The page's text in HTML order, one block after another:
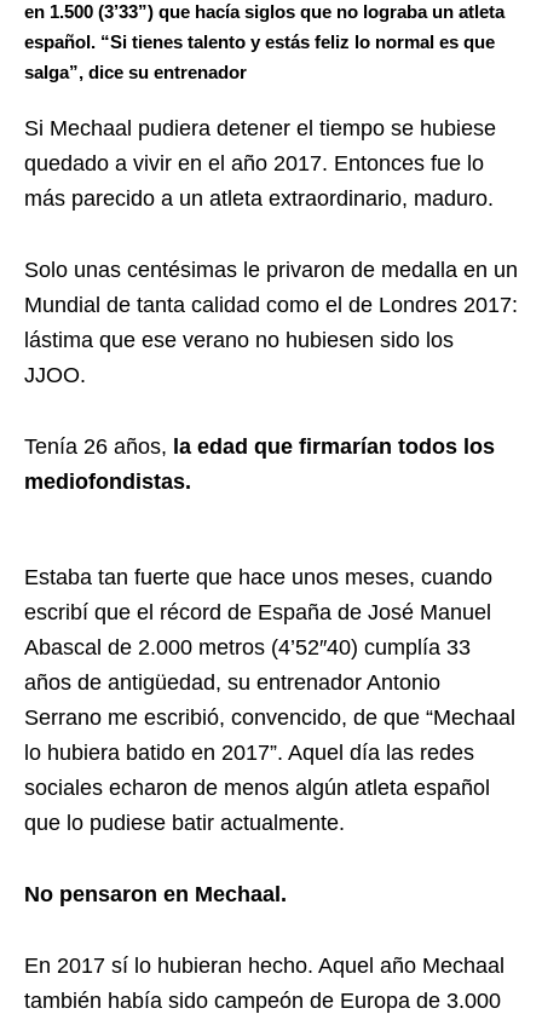
en 1.500 (3’33”) que hacía siglos que no lograba un atleta
español. “Si tienes talento y estás feliz lo normal es que
salga”, dice su entrenador
Si Mechaal pudiera detener el tiempo se hubiese
quedado a vivir en el año 2017. Entonces fue lo
más parecido a un atleta extraordinario, maduro.
Solo unas centésimas le privaron de medalla en un
Mundial de tanta calidad como el de Londres 2017:
lástima que ese verano no hubiesen sido los
JJOO.
Tenía 26 años, la edad que firmarían todos los
mediofondistas.
Estaba tan fuerte que hace unos meses, cuando
escribí que el récord de España de José Manuel
Abascal de 2.000 metros (4’52″40) cumplía 33
años de antigüedad, su entrenador Antonio
Serrano me escribió, convencido, de que “Mechaal
lo hubiera batido en 2017”. Aquel día las redes
sociales echaron de menos algún atleta español
que lo pudiese batir actualmente.
No pensaron en Mechaal.
En 2017 sí lo hubieran hecho. Aquel año Mechaal
también había sido campeón de Europa de 3.000